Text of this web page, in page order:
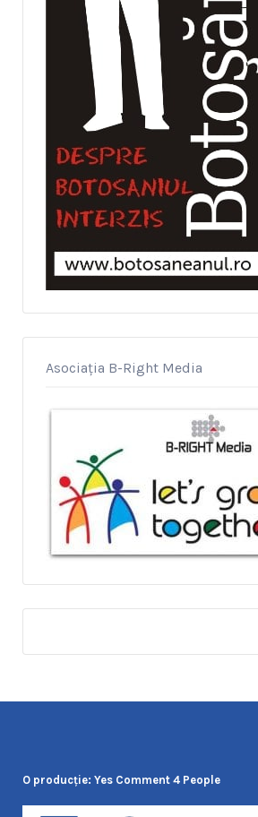
Asociația B-Right Media
O producţie: Yes Comment 4 People